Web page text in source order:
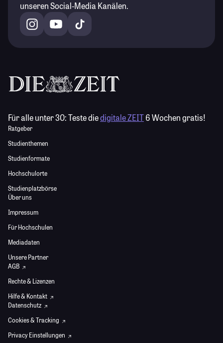
unseren Social-Media Kanälen.
Für alle unter 30:Teste diedigitale ZEIT6 Wochen gratis!
Ratgeber
Studienthemen
Studienformate
Hochschulorte
Studienplatzbörse
Über uns
Impressum
Für Hochschulen
Mediadaten
Unsere Partner
AGB
Rechte & Lizenzen
Hilfe & Kontakt
Datenschutz
Cookies & Tracking
Privacy Einstellungen